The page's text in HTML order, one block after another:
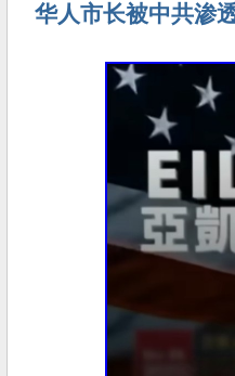
华人市长被中共渗